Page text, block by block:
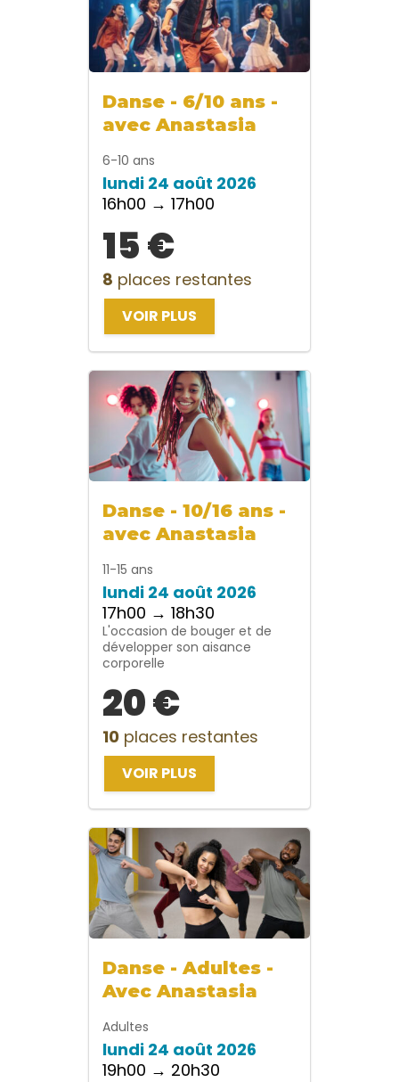
Danse - 6/10 ans -
avec Anastasia
6-10 ans
lundi 24 août 2026
16h00 → 17h00
15 €
8 places restantes
VOIR PLUS
Danse - 10/16 ans -
avec Anastasia
11-15 ans
lundi 24 août 2026
17h00 → 18h30
L'occasion de bouger et de
développer son aisance
corporelle
20 €
10 places restantes
VOIR PLUS
Danse - Adultes -
Avec Anastasia
Adultes
lundi 24 août 2026
19h00 → 20h30